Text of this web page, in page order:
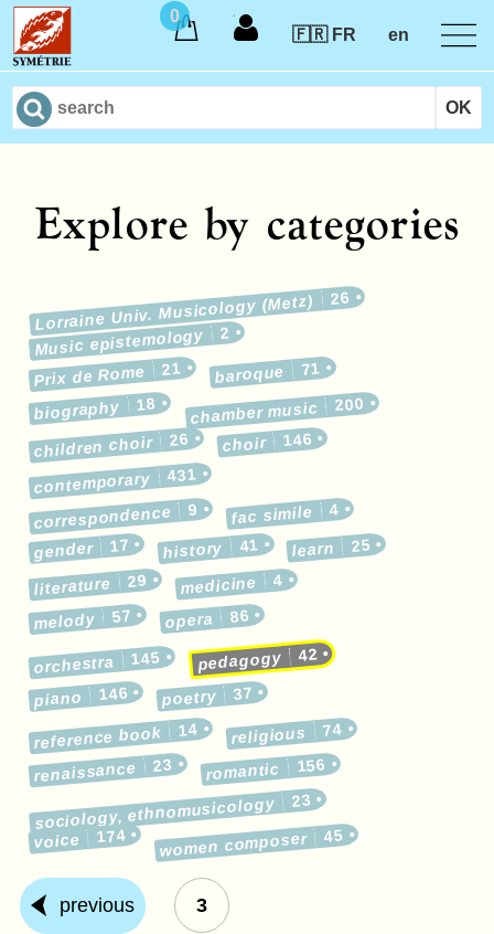
0
🇫🇷 FR
en
Explore by categories
Lorraine Univ. Musicology (Metz) 26
Music epistemology 2
Prix de Rome 21 baroque 71
biography 18 chamber music 200
children choir 26 choir 146
contemporary 431
correspondence 9 fac simile 4
gender 17 history 41 learn 25
literature 29 medicine 4
melody 57 opera 86
orchestra 145 pedagogy 42
piano 146 poetry 37
reference book 14 religious 74
renaissance 23 romantic 156
sociology, ethnomusicology 23
voice 174 women composer 45
previous 3